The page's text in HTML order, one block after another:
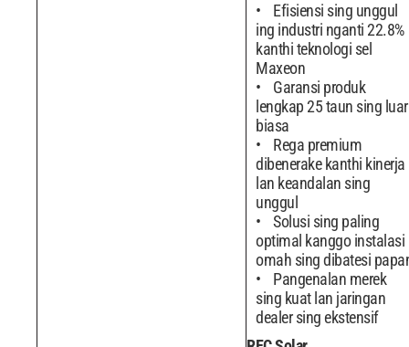
Efisiensi sing unggul
ing industri nganti 22.8%
kanthi teknologi sel
Maxeon
Garansi produk
lengkap 25 taun sing luar
biasa
Rega premium
dibenerake kanthi kinerja
lan keandalan sing
unggul
Solusi sing paling
optimal kanggo instalasi
omah sing dibatesi
Pangenalan merek
sing kuat lan jaringan
dealer sing ekstensif